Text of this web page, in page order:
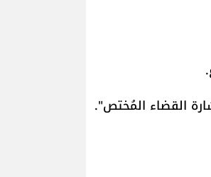
القضاء المُختص".